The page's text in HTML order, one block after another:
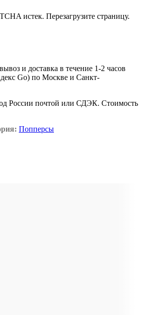
истек. Перезагрузите страницу.
и доставка в течение 1-2 часов
Go) по Москве и Санкт-
России почтой или СДЭК. Стоимость
Попперсы